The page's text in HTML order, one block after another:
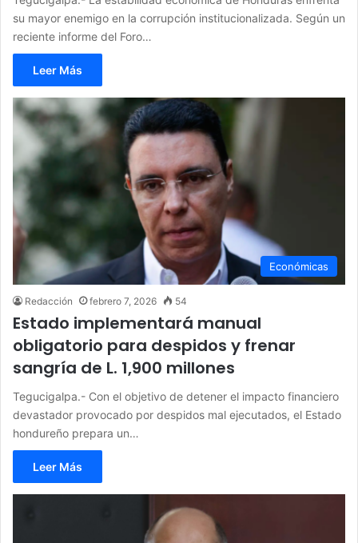
su mayor enemigo en la corrupción institucionalizada. Según un
reciente informe del Foro…
Leer Más
Económicas
Redacción febrero 7, 2026 54
Estado implementará manual
obligatorio para despidos y frenar
sangría de L. 1,900 millones
Tegucigalpa.- Con el objetivo de detener el impacto financiero
devastador provocado por despidos mal ejecutados, el Estado
hondureño prepara un…
Leer Más